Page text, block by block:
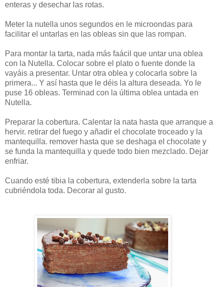
enteras y desechar las rotas.
Meter la nutella unos segundos en le microondas para
facilitar el untarlas en las obleas sin que las rompan.
Para montar la tarta, nada más faácil que untar una oblea
con la Nutella. Colocar sobre el plato o fuente donde la
vayáis a presentar. Untar otra oblea y colocarla sobre la
primera... Y así hasta que le déis la altura deseada. Yo le
puse 16 obleas. Terminad con la última oblea untada en
Nutella.
Preparar la cobertura. Calentar la nata hasta que arranque a
hervir. retirar del fuego y añadir el chocolate troceado y la
mantequilla. remover hasta que se deshaga el chocolate y
se funda la mantequilla y quede todo bien mezclado. Dejar
enfriar.
Cuando esté tibia la cobertura, extenderla sobre la tarta
cubriéndola toda. Decorar al gusto.